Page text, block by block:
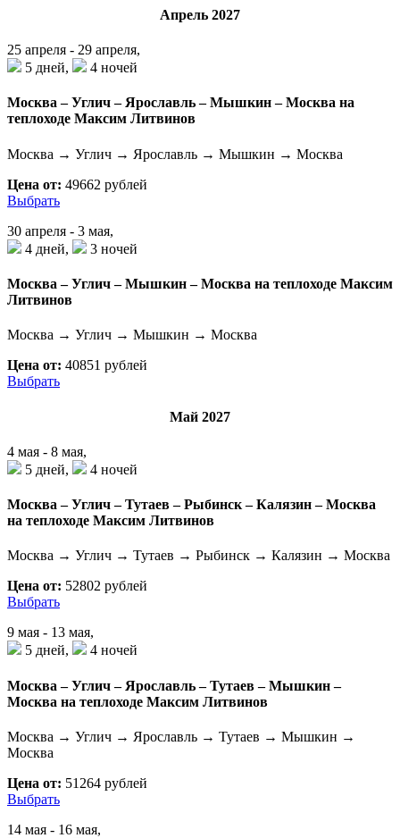
Апрель 2027
25 апреля - 29 апреля,
5 дней,
4 ночей
Москва – Углич – Ярославль – Мышкин – Москва на
теплоходе Максим Литвинов
Москва → Углич → Ярославль → Мышкин → Москва
Цена от: 49662 рублей
Выбрать
30 апреля - 3 мая,
4 дней,
3 ночей
Москва – Углич – Мышкин – Москва на теплоходе Максим
Литвинов
Москва → Углич → Мышкин → Москва
Цена от: 40851 рублей
Выбрать
Май 2027
4 мая - 8 мая,
5 дней,
4 ночей
Москва – Углич – Тутаев – Рыбинск – Калязин – Москва
на теплоходе Максим Литвинов
Москва → Углич → Тутаев → Рыбинск → Калязин → Москва
Цена от: 52802 рублей
Выбрать
9 мая - 13 мая,
5 дней,
4 ночей
Москва – Углич – Ярославль – Тутаев – Мышкин –
Москва на теплоходе Максим Литвинов
Москва → Углич → Ярославль → Тутаев → Мышкин →
Москва
Цена от: 51264 рублей
Выбрать
14 мая - 16 мая,